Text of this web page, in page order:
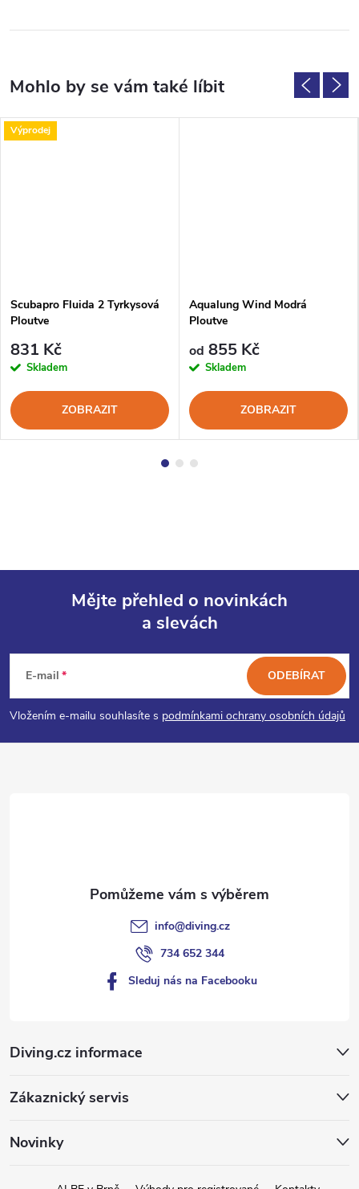
Výprodej
Scubapro Fluida 2 Tyrkysová
Ploutve
831 Kč
Skladem
ZOBRAZIT
Aqualung Wind Modrá
Ploutve
od 855 Kč
Skladem
ZOBRAZIT
p
Mějte přehled o novinkách
a slevách
E-mail
Vložením e-mailu souhlasíte s podmínkami ochrany osobních údajů
ODEBÍRAT
Diving.cz informace
Zákaznický servis
Novinky
info@diving.cz
734 652 344
Sleduj nás na Facebooku